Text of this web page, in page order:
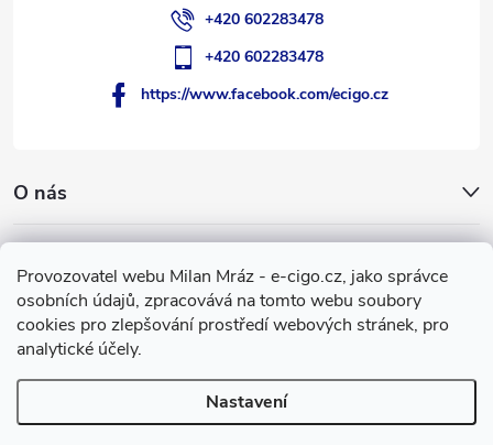
Provozovatel webu Milan Mráz - e-cigo.cz, jako správce
osobních údajů, zpracovává na tomto webu soubory
cookies pro zlepšování prostředí webových stránek, pro
analytické účely.
Nastavení
O nás
Facebook
+420 602283478
+420 602283478
https://www.facebook.com/ecigo.cz
Copyright 2007-2026e-cigo.cz. Všechna práva vyhrazena.